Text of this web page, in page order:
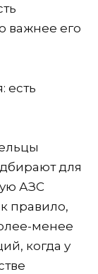
важнее его
для
АЗС
правило,
менее
когда у